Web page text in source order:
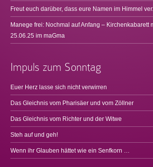
Freut euch darüber, dass eure Namen im Himmel
Manege frei: Nochmal auf Anfang – Kirchenkabarett
25.06.25 im maGma
Impuls zum Sonntag
Euer Herz lasse sich nicht verwirren
Das Gleichnis vom Pharisäer und vom Zöllner
Das Gleichnis vom Richter und der Witwe
Steh auf und geh!
Wenn ihr Glauben hättet wie ein Senfkorn …